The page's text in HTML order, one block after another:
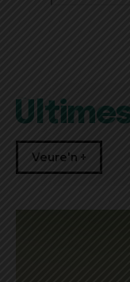
Veure'n +